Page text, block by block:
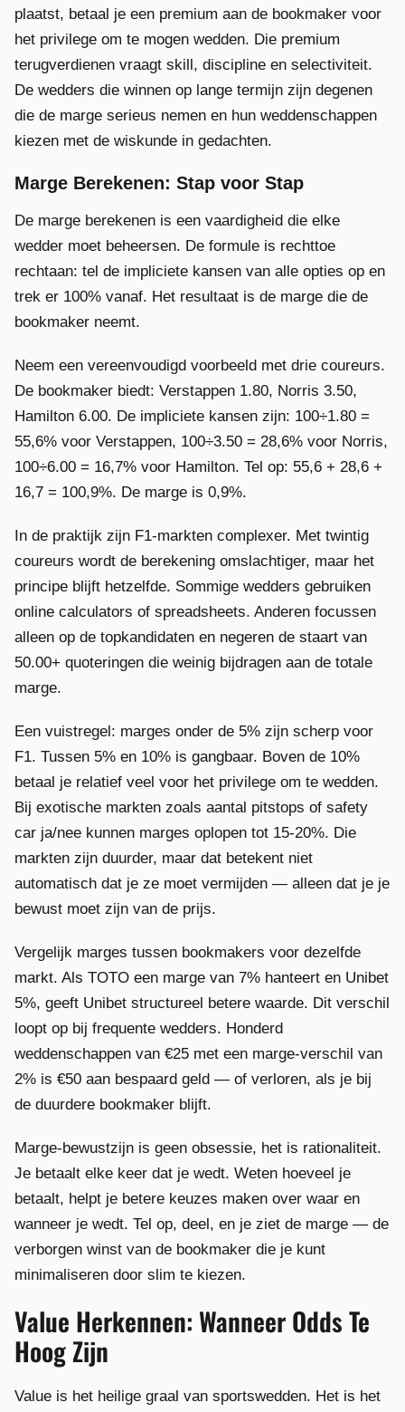
plaatst, betaal je een premium aan de bookmaker voor
het privilege om te mogen wedden. Die premium
terugverdienen vraagt skill, discipline en selectiviteit.
De wedders die winnen op lange termijn zijn degenen
die de marge serieus nemen en hun weddenschappen
kiezen met de wiskunde in gedachten.
Marge Berekenen: Stap voor Stap
De marge berekenen is een vaardigheid die elke
wedder moet beheersen. De formule is rechttoe
rechtaan: tel de impliciete kansen van alle opties op en
trek er 100% vanaf. Het resultaat is de marge die de
bookmaker neemt.
Neem een vereenvoudigd voorbeeld met drie coureurs.
De bookmaker biedt: Verstappen 1.80, Norris 3.50,
Hamilton 6.00. De impliciete kansen zijn: 100÷1.80 =
55,6% voor Verstappen, 100÷3.50 = 28,6% voor Norris,
100÷6.00 = 16,7% voor Hamilton. Tel op: 55,6 + 28,6 +
16,7 = 100,9%. De marge is 0,9%.
In de praktijk zijn F1-markten complexer. Met twintig
coureurs wordt de berekening omslachtiger, maar het
principe blijft hetzelfde. Sommige wedders gebruiken
online calculators of spreadsheets. Anderen focussen
alleen op de topkandidaten en negeren de staart van
50.00+ quoteringen die weinig bijdragen aan de totale
marge.
Een vuistregel: marges onder de 5% zijn scherp voor
F1. Tussen 5% en 10% is gangbaar. Boven de 10%
betaal je relatief veel voor het privilege om te wedden.
Bij exotische markten zoals aantal pitstops of safety
car ja/nee kunnen marges oplopen tot 15-20%. Die
markten zijn duurder, maar dat betekent niet
automatisch dat je ze moet vermijden — alleen dat je je
bewust moet zijn van de prijs.
Vergelijk marges tussen bookmakers voor dezelfde
markt. Als TOTO een marge van 7% hanteert en Unibet
5%, geeft Unibet structureel betere waarde. Dit verschil
loopt op bij frequente wedders. Honderd
weddenschappen van €25 met een marge-verschil van
2% is €50 aan bespaard geld — of verloren, als je bij
de duurdere bookmaker blijft.
Marge-bewustzijn is geen obsessie, het is rationaliteit.
Je betaalt elke keer dat je wedt. Weten hoeveel je
betaalt, helpt je betere keuzes maken over waar en
wanneer je wedt. Tel op, deel, en je ziet de marge — de
verborgen winst van de bookmaker die je kunt
minimaliseren door slim te kiezen.
Value Herkennen: Wanneer Odds Te
Hoog Zijn
Value is het heilige graal van sportswedden. Het is het